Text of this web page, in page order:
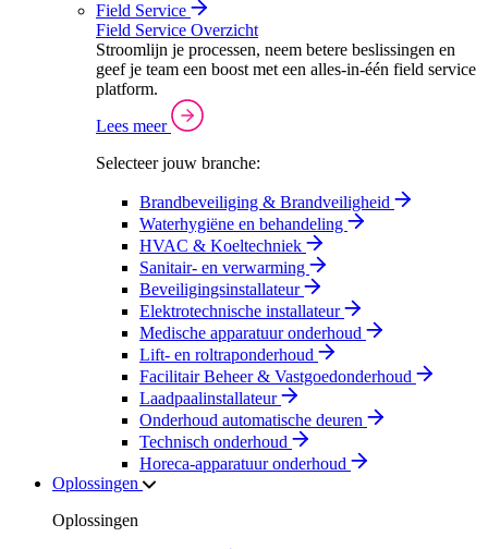
Field Service
Field Service Overzicht
Stroomlijn je processen, neem betere beslissingen en
geef je team een boost met een alles-in-één field service
platform.
Lees meer
Selecteer jouw branche:
Brandbeveiliging & Brandveiligheid
Waterhygiëne en behandeling
HVAC & Koeltechniek
Sanitair- en verwarming
Beveiligingsinstallateur
Elektrotechnische installateur
Medische apparatuur onderhoud
Lift- en roltraponderhoud
Facilitair Beheer & Vastgoedonderhoud
Laadpaalinstallateur
Onderhoud automatische deuren
Technisch onderhoud
Horeca-apparatuur onderhoud
Oplossingen
Oplossingen